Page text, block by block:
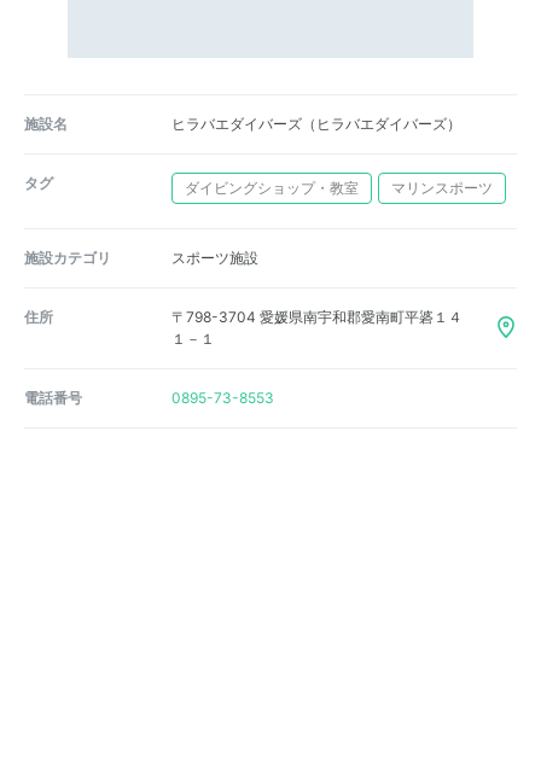
施設名 ヒラバエダイバーズ（ヒラバエダイバーズ）
タグ ダイビングショップ・教室 マリンスポーツ
施設カテゴリ スポーツ施設
住所
〒798-3704 愛媛県南宇和郡愛南町平碆１４
１－１
電話番号 0895-73-8553